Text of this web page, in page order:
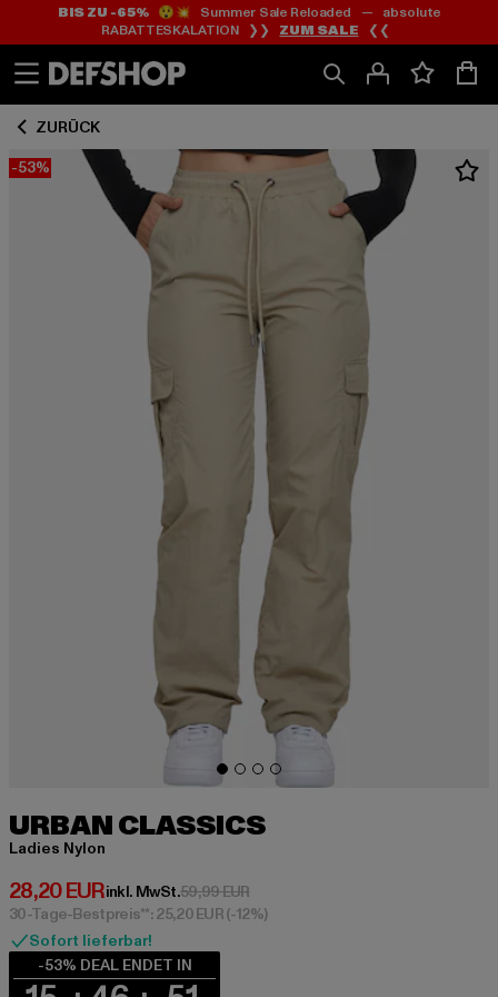
Zum
Inhalt
springen
Zum
Fußzeile
springen
BIS ZU -65%😲💥 Summer Sale Reloaded — absolute
RABATTESKALATION ❯❯ ZUM SALE ❮❮
ZURÜCK
-53%
URBAN CLASSICS
Ladies Nylon
28,20 EUR
Derzeitiger Preis: 28,20 EUR
inkl. MwSt.59,99 EURAktionspreis: 59,99 EUR
30-Tage-Bestpreis**: 25,20 EUR(-12%)
Sofort lieferbar!
-53% DEAL ENDET IN